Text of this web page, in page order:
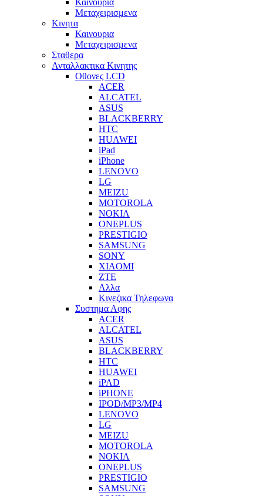
Καινουρια
Μεταχειρισμενα
Κινητα
Καινουρια
Μεταχειρισμενα
Σταθερα
Ανταλλακτικα Κινητης
Οθονες LCD
ACER
ALCATEL
ASUS
BLACKBERRY
HTC
HUAWEI
iPad
iPhone
LENOVO
LG
MEIZU
MOTOROLA
NOKIA
ONEPLUS
PRESTIGIO
SAMSUNG
SONY
XIAOMI
ZTE
Αλλα
Κινεζικα Τηλεφωνα
Συστημα Αφης
ACER
ALCATEL
ASUS
BLACKBERRY
HTC
HUAWEI
iPAD
iPHONE
IPOD/MP3/MP4
LENOVO
LG
MEIZU
MOTOROLA
NOKIA
ONEPLUS
PRESTIGIO
SAMSUNG